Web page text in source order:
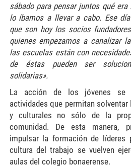
sábado para pensar juntos qué
lo íbamos a llevar a cabo. Ese
que son hoy los socios
quienes empezamos a canalizar
las escuelas están con
de éstas pueden ser
solidarias».
La acción de los jóvenes se
actividades que permitan
y culturales no sólo de la
comunidad. De esta manera,
impulsar la formación de líderes
cultura del trabajo se vuelven
aulas del colegio bonaerense.